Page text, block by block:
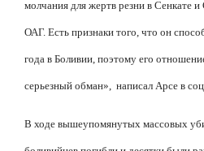
молчания для жертв резни в Сенкате
ОАГ. Есть признаки того, что он
года в Боливии, поэтому его
серьезный обман», написал Арсе в
В ходе вышеупомянутых массовых